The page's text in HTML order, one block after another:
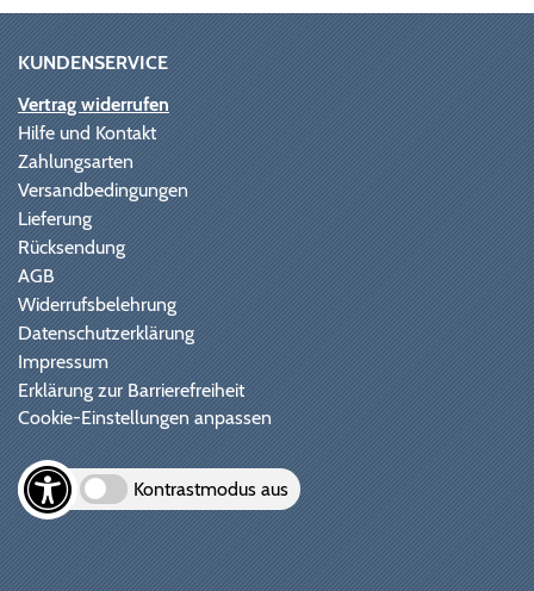
KUNDENSERVICE
Vertrag widerrufen
Hilfe und Kontakt
Zahlungsarten
Versandbedingungen
Lieferung
Rücksendung
AGB
Widerrufsbelehrung
Datenschutzerklärung
Impressum
Erklärung zur Barrierefreiheit
Cookie-Einstellungen anpassen
Kontrastmodus aus